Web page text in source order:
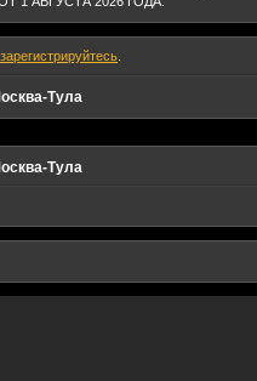
зарегистрируйтесь
Тула
Тула